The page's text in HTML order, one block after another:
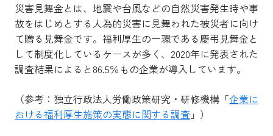
災害見舞金とは、地震や台風などの自然災害発生時や事
故をはじめとする人為的災害に見舞われた被災者に向け
て贈る見舞金です。福利厚生の一環である慶弔見舞金と
して制度化しているケースが多く、2020年に発表された
調査結果によると86.5％もの企業が導入しています。
（参考：独立行政法人労働政策研究・研修機構「企業に
おける福利厚生施策の実態に関する調査 」）